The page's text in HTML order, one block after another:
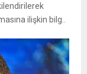
ilişkin bilg..